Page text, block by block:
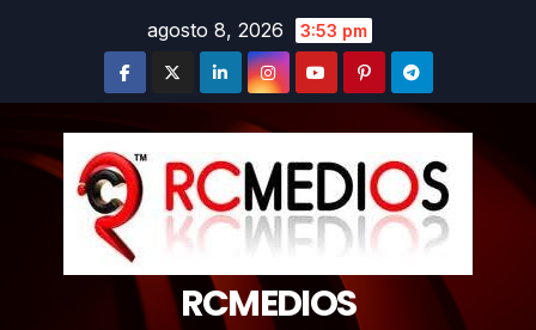
agosto 8, 2026 3:53 pm
RCMEDIOS